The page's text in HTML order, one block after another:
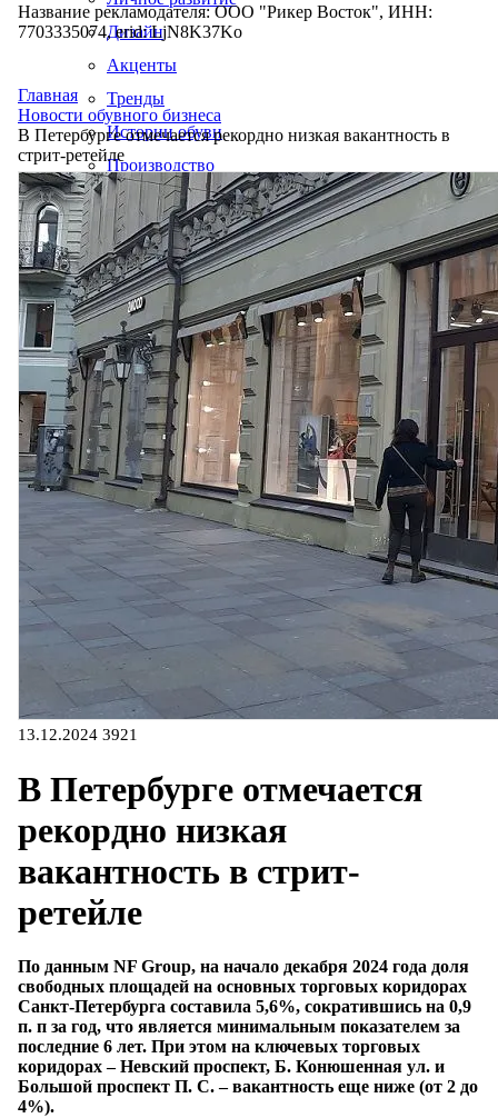
Дизайн
Акценты
Тренды
Истории обуви
Производство
Название рекламодателя: ООО "Рикер Восток", ИНН:
7703335074, erid: LjN8K37Ko
Главная
Новости обувного бизнеса
В Петербурге отмечается рекордно низкая вакантность в
стрит-ретейле
13.12.2024 3921
В Петербурге отмечается
рекордно низкая
вакантность в стрит-
ретейле
По данным NF Group, на начало декабря 2024 года доля
свободных площадей на основных торговых коридорах
Санкт-Петербурга составила 5,6%, сократившись на 0,9
п. п за год, что является минимальным показателем за
последние 6 лет. При этом на ключевых торговых
коридорах – Невский проспект, Б. Конюшенная ул. и
Большой проспект П. С. – вакантность еще ниже (от 2 до
4%).